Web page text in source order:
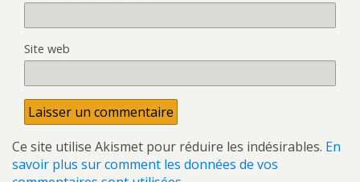
Site web
Ce site utilise Akismet pour réduire les indésirables. En
savoir plus sur comment les données de vos